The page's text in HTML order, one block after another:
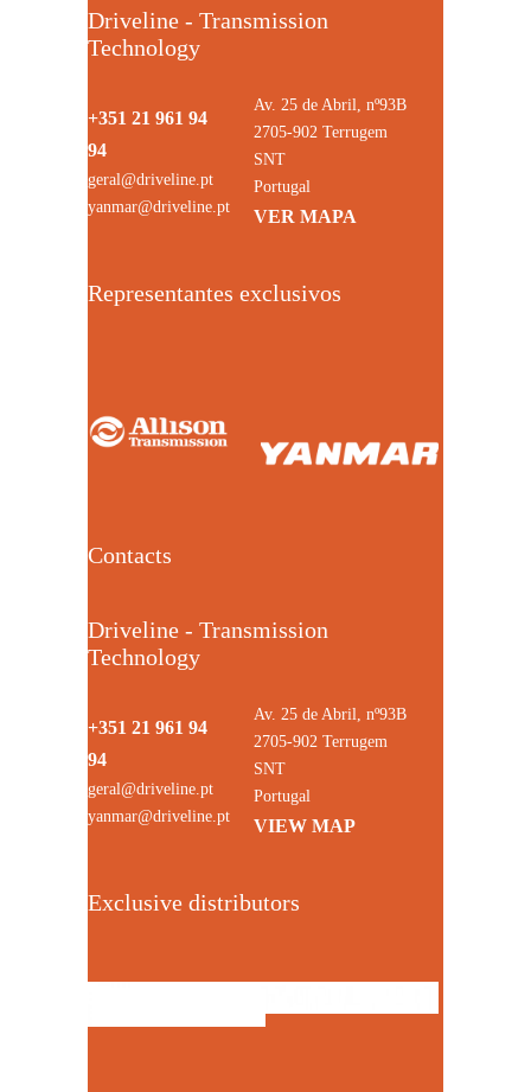
Driveline - Transmission
Technology
+351 21 961 94
94
geral@driveline.pt
yanmar@driveline.pt
Av. 25 de Abril, nº93B
2705-902 Terrugem
SNT
Portugal
VER MAPA
Representantes exclusivos
Contacts
Driveline - Transmission
Technology
+351 21 961 94
94
geral@driveline.pt
yanmar@driveline.pt
Av. 25 de Abril, nº93B
2705-902 Terrugem
SNT
Portugal
VIEW MAP
Exclusive distributors